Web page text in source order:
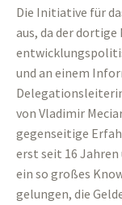
Die Initiative für
aus, da der
und an einem
von Vladimir
gegenseitige
erst seit 16
ein so großes
gelungen, die